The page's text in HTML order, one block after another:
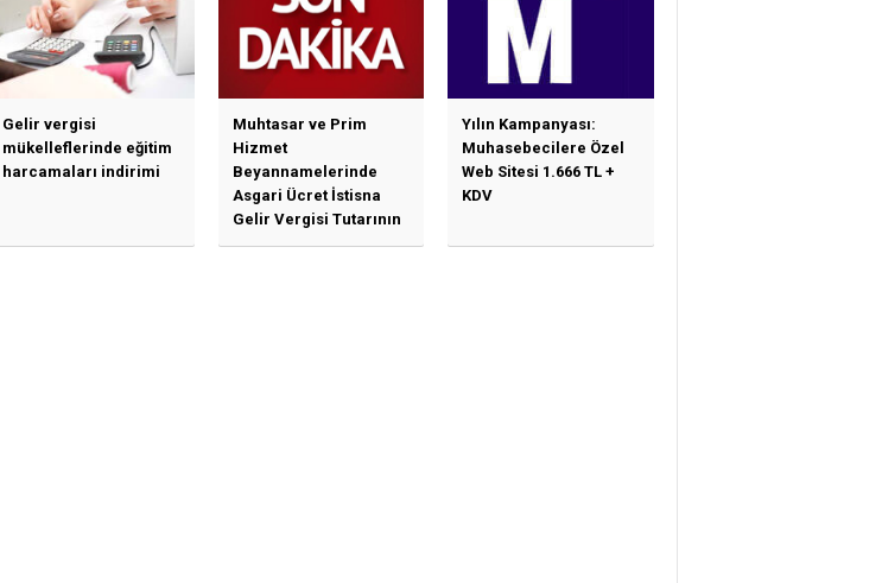
Bir Açıklama Geldi
Gelir vergisi
mükelleflerinde eğitim
harcamaları indirimi
Muhtasar ve Prim
Hizmet
Beyannamelerinde
Asgari Ücret İstisna
Gelir Vergisi Tutarının
Güncellenmesine
Yılın Kampanyası:
Muhasebecilere Özel
Web Sitesi 1.666 TL +
KDV